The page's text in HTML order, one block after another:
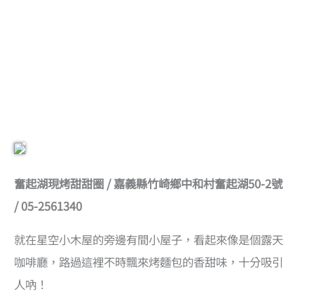
奮起湖現烤甜甜圈 / 嘉義縣竹崎鄉中和村奮起湖50-2號
/ 05-2561340
就在星空小木屋的旁邊有間小屋子，看起來像是個露天
咖啡廳，路過這裡不時飄來烤麵包的香甜味，十分吸引
人吶！